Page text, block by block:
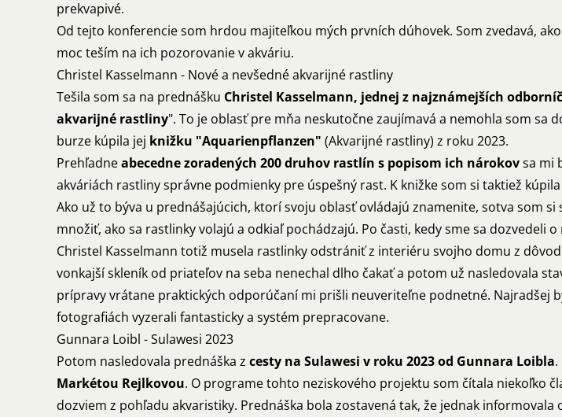
prekvapivé.
Od tejto konferencie som hrdou majiteľkou mých prvních dúhovek. Som zvedavá,
moc teším na ich pozorovanie v akváriu.
Christel Kasselmann - Nové a nevšedné akvarijné rastliny
Tešila som sa na prednášku Christel Kasselmann, jednej z najznámejších
akvarijné rastliny". To je oblasť pre mňa neskutočne zaujímavá a nemohla som sa
burze kúpila jej knižku "Aquarienpflanzen" (Akvarijné rastliny) z roku 2023.
Prehľadneabecedne zoradených 200 druhov rastlín s popisom ich nárokovsa mi
akváriách rastliny správne podmienky pre úspešný rast. K knižke som si taktiež
Ako už to býva u prednášajúcich, ktorí svoju oblasť ovládajú znamenite, sotva som
množiť, ako sa rastlinky volajú a odkiaľ pochádzajú. Po časti, kedy sme sa dozvedeli
Christel Kasselmann totiž musela rastlinky odstrániť z interiéru svojho domu z
vonkajší skleník od priateľov na seba nenechal dlho čakať a potom už nasledovala
prípravy vrátane praktických odporúčaní mi prišli neuveriteľne podnetné. Najradšej
fotografiách vyzerali fantasticky a systém prepracovane.
Gunnara Loibl - Sulawesi 2023
Potom nasledovala prednáška z cesty na Sulawesi v roku 2023 od Gunnara Loibla
Markétou Rejlkovou. O programe tohto neziskového projektu som čítala niekoľko
dozviem z pohľadu akvaristiky. Prednáška bola zostavená tak, že jednak